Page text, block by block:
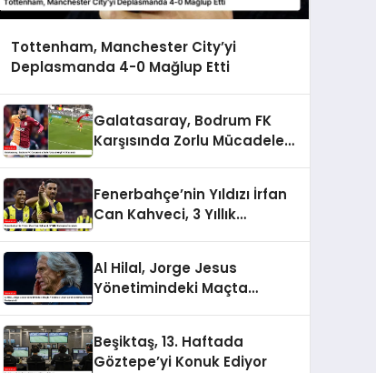
Tottenham, Manchester City’yi
Deplasmanda 4-0 Mağlup Etti
Galatasaray, Bodrum FK
Karşısında Zorlu Mücadeleyi
Fenerbahçe’nin Yıldızı İrfan
Can Kahveci, 3 Yıllık
Al Hilal, Jorge Jesus
Yönetimindeki Maçta
Sonlandırdı
Beşiktaş, 13. Haftada
Göztepe’yi Konuk Ediyor